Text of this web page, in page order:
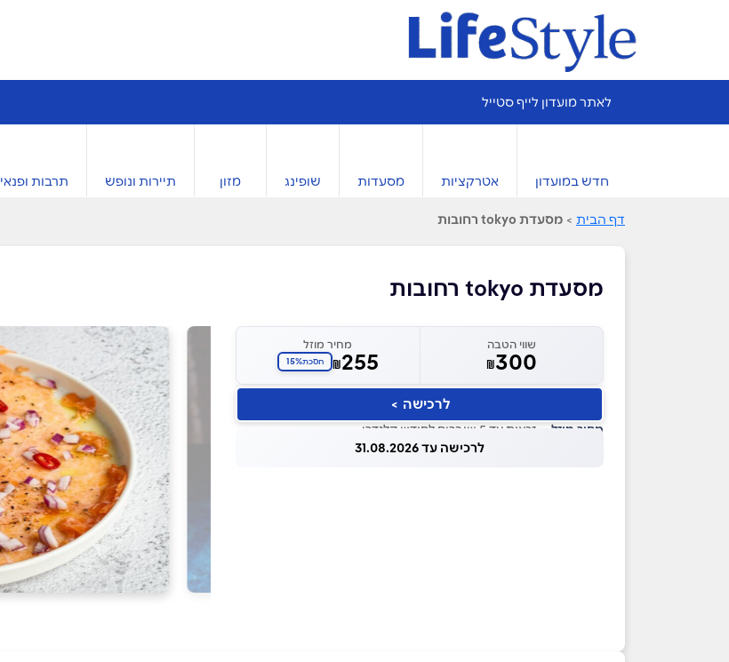
לאתר מועדון לייף סטייל
חדש במועדון אטרקציות מסעדות שופינג מזון תיירות ונופש תרבות ופנאי
דף הבית > מסעדת tokyo רחובות
מסעדת tokyo רחובות
שווי הטבה
₪300
מחיר מוזל
₪255 חסכת15%
לרכישה >
מחיר מוזל — זכאות עד 5 שוברים לחודש קלנדרי
לרכישה עד 31.08.2026